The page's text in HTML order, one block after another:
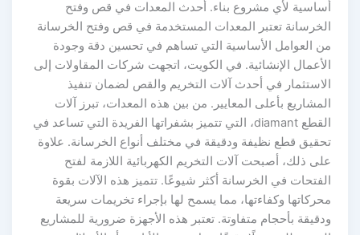
لأي مشروع بناء. أحدث المعدات في قص وفتح
تعتبر المعدات المستخدمة في قص وفتح الخرسانة
العوامل الأساسية التي تساهم في تحسين دقة وجودة
الإنشائية. في الكويت، اتجهت شركات المقاولات إلى
في أحدث آلات التخريم والقص لضمان تنفيذ
بأعلى المعايير. من بين هذه المعدات، تبرز آلات
القطع diamant، التي تتميز بشفراتها الفريدة التي تساعد في
قطع نظيفة ودقيقة في مختلف أنواع الخرسانة. علاوة
ذلك، أصبحت آلات التخريم الكهربائية اللازمة لفتح
في الخرسانة أكثر شيوعًا. تتميز هذه الآلات بقوة
وكفاءتها، مما يسمح لها بإجراء تخريمات سريعة
بأحجام متفاوتة. تعتبر هذه الأجهزة ضرورية للمشاريع